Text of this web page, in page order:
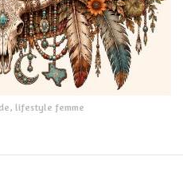
lifestyle femme